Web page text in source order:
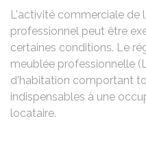
L'activité commerciale de
professionnel peut être
certaines conditions. Le
meublée professionnelle
d'habitation comportant
indispensables à une
locataire.